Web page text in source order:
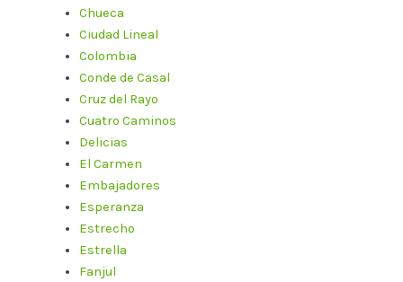
Chueca
Ciudad Lineal
Colombia
Conde de Casal
Cruz del Rayo
Cuatro Caminos
Delicias
El Carmen
Embajadores
Esperanza
Estrecho
Estrella
Fanjul